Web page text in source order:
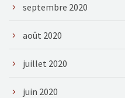
septembre 2020
août 2020
juillet 2020
juin 2020